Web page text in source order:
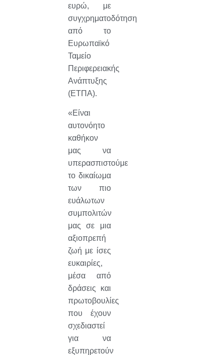
ευρώ, με
συγχρηματοδότηση
από το
Ευρωπαϊκό
Ταμείο
Περιφερειακής
Ανάπτυξης
(ΕΤΠΑ).
«Είναι
αυτονόητο
καθήκον
μας να
υπερασπιστούμε
το δικαίωμα
των πιο
ευάλωτων
συμπολιτών
μας σε μια
αξιοπρεπή
ζωή με ίσες
ευκαιρίες,
μέσα από
δράσεις και
πρωτοβουλίες
που έχουν
σχεδιαστεί
για να
εξυπηρετούν